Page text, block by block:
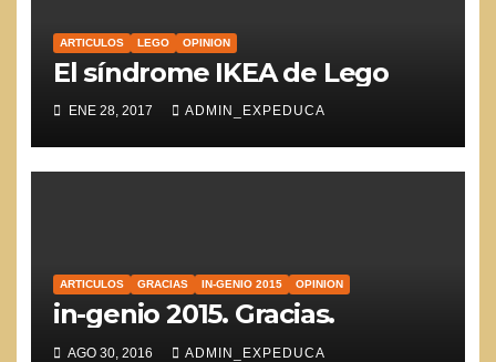
ARTICULOS LEGO OPINION
El síndrome IKEA de Lego
ENE 28, 2017 ADMIN_EXPEDUCA
ARTICULOS GRACIAS IN-GENIO 2015 OPINION
in-genio 2015. Gracias.
AGO 30, 2016 ADMIN_EXPEDUCA